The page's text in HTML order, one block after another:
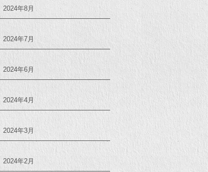
2024年8月
2024年7月
2024年6月
2024年4月
2024年3月
2024年2月